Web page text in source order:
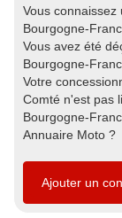
Vous connaissez
Bourgogne-
Vous avez été
Bourgogne-
Votre
Comté n'est pas
Bourgogne-
Annuaire Moto ?
Ajouter un